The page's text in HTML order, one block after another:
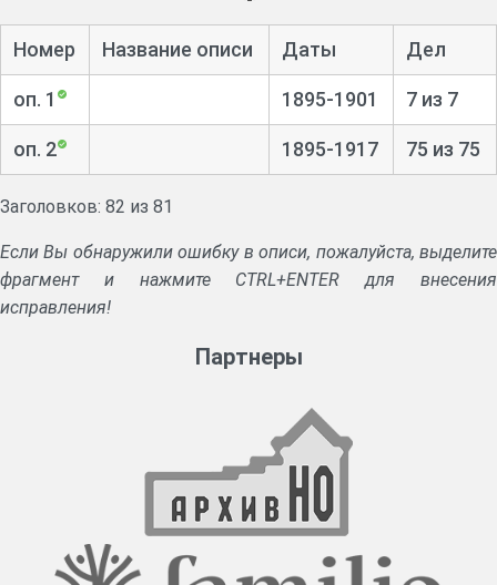
Номер Название описи Даты Дел
оп. 1 1895-1901 7 из 7
оп. 2 1895-1917 75 из 75
Заголовков: 82 из 81
Если Вы обнаружили ошибку в описи, пожалуйста, выделите
фрагмент и нажмите CTRL+ENTER для внесения
исправления!
Партнеры